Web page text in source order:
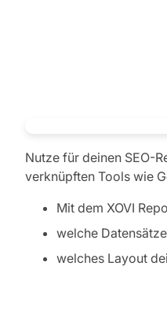
Nutze für deinen SEO-
verknüpften Tools wie
Mit dem XOVI
welche
welches Layout